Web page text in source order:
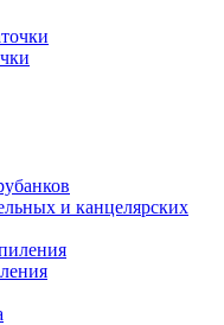
и канцелярских